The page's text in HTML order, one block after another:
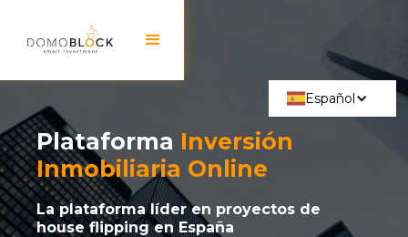
Español
Plataforma Inversión
Inmobiliaria Online
La plataforma líder en proyectos de
house flipping en España